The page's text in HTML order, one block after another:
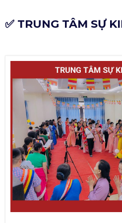
✅ TRUNG TÂM SỰ